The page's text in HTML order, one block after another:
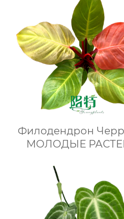
Филодендрон
МОЛОДЫЕ
выращивания
Лаборатории